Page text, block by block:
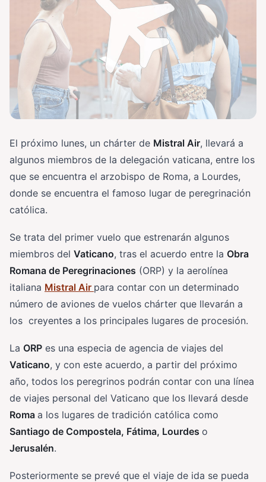
El próximo lunes, un chárter de Mistral Air, llevará a
algunos miembros de la delegación vaticana, entre los
que se encuentra el arzobispo de Roma, a Lourdes,
donde se encuentra el famoso lugar de peregrinación
católica.
Se trata del primer vuelo que estrenarán algunos
miembros del Vaticano, tras el acuerdo entre la Obra
Romana de Peregrinaciones (ORP) y la aerolínea
italiana Mistral Air para contar con un determinado
número de aviones de vuelos chárter que llevarán a
los creyentes a los principales lugares de procesión.
La ORP es una especia de agencia de viajes del
Vaticano, y con este acuerdo, a partir del próximo
año, todos los peregrinos podrán contar con una línea
de viajes personal del Vaticano que los llevará desde
Roma a los lugares de tradición católica como
Santiago de Compostela, Fátima, Lourdes o
Jerusalén.
Posteriormente se prevé que el viaje de ida se pueda